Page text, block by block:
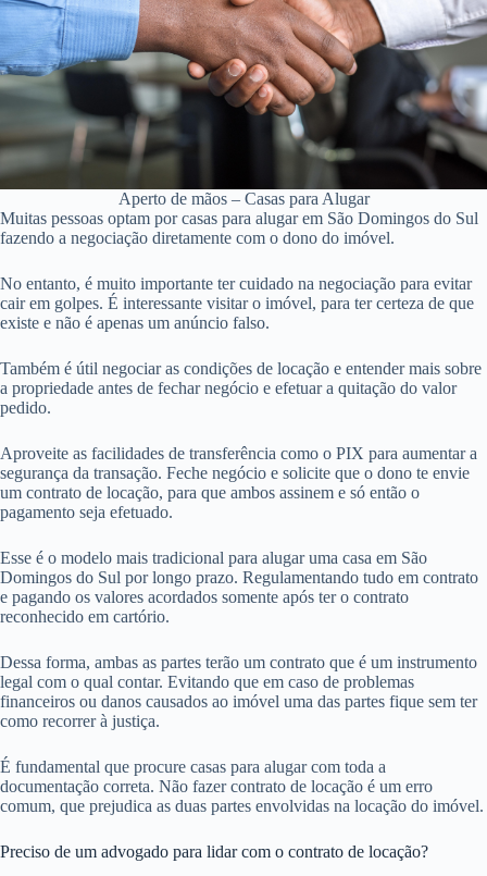
Aperto de mãos – Casas para Alugar
Muitas pessoas optam por casas para alugar em São Domingos do Sul
fazendo a negociação diretamente com o dono do imóvel.
No entanto, é muito importante ter cuidado na negociação para evitar
cair em golpes. É interessante visitar o imóvel, para ter certeza de que
existe e não é apenas um anúncio falso.
Também é útil negociar as condições de locação e entender mais sobre
a propriedade antes de fechar negócio e efetuar a quitação do valor
pedido.
Aproveite as facilidades de transferência como o PIX para aumentar a
segurança da transação. Feche negócio e solicite que o dono te envie
um contrato de locação, para que ambos assinem e só então o
pagamento seja efetuado.
Esse é o modelo mais tradicional para alugar uma casa em São
Domingos do Sul por longo prazo. Regulamentando tudo em contrato
e pagando os valores acordados somente após ter o contrato
reconhecido em cartório.
Dessa forma, ambas as partes terão um contrato que é um instrumento
legal com o qual contar. Evitando que em caso de problemas
financeiros ou danos causados ao imóvel uma das partes fique sem ter
como recorrer à justiça.
É fundamental que procure casas para alugar com toda a
documentação correta. Não fazer contrato de locação é um erro
comum, que prejudica as duas partes envolvidas na locação do imóvel.
Preciso de um advogado para lidar com o contrato de locação?